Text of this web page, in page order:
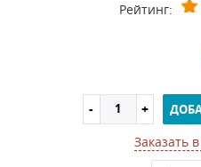
Рейтинг:
Заказать